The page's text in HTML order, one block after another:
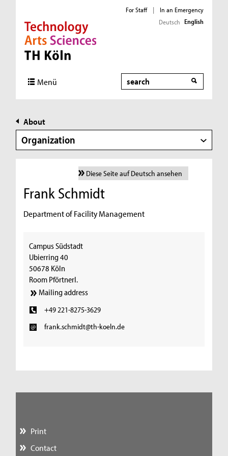
Direkt zur Hauptnavigation
Direkt zur Subnavigation
Direkt zum Inhalt
Direkt zum Fußbereich
For Staff |
In an Emergency
Deutsch English
Menü Search
About
Organization
Diese Seite auf Deutsch ansehen
Frank Schmidt
Department of Facility Management
Campus Südstadt
Ubierring 40
50678 Köln
Room Pförtnerl.
Mailing address
+49 221-8275-3629
frank.schmidt@th-koeln.de
Print
Contact